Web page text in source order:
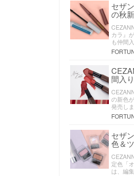
セザ
の秋
カラ』
も仲間
間入り
の新色
発売し
セザ
色＆
定色「
は、編